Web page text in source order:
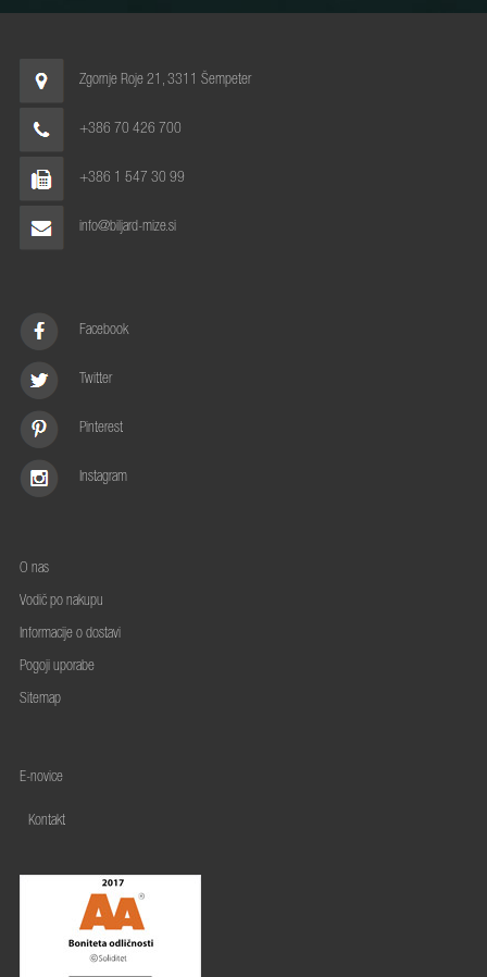
Zgornje Roje 21, 3311 Šempeter
+386 70 426 700
+386 1 547 30 99
info@biljard-mize.si
Facebook
Twitter
Pinterest
Instagram
O nas
Vodič po nakupu
Informacije o dostavi
Pogoji uporabe
Sitemap
E-novice
Kontakt